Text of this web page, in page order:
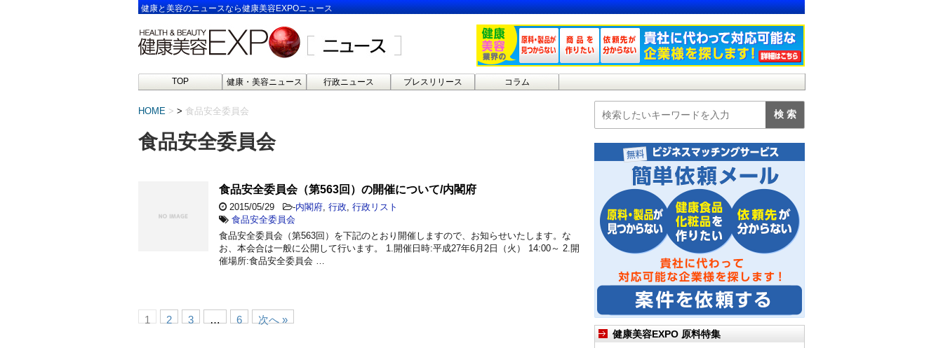
健康と美容のニュースなら健康美容EXPOニュース
TOP 健康・美容ニュース 行政ニュース プレスリリース コラム
HOME > 食品安全委員会
食品安全委員会
食品安全委員会（第563回）の開催について/内閣府
2015/05/29 -内閣府 行政 行政リスト
食品安全委員会
食品安全委員会（第563回）を下記のとおり開催しますので、お知らせいたします。な
お、本会合は一般に公開して行います。 1.開催日時:平成27年6月2日（火） 14:00～ 2.開
催場所:食品安全委員会 …
1 2 3 … 6 次へ »
健康美容EXPO 原料特集